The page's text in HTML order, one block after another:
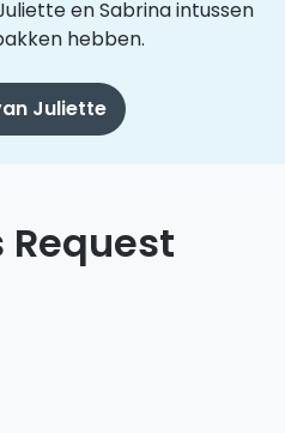
en Sabrina intussen
hebben.
Juliette
Request